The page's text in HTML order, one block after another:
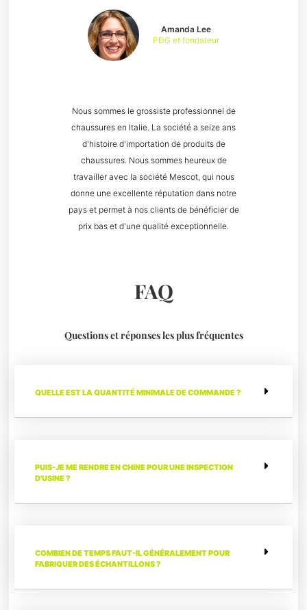
Nous sommes le grossiste professionnel de
chaussures en Italie. La société a seize ans
d'histoire d'importation de produits de
chaussures. Nous sommes heureux de
travailler avec la société Mescot, qui nous
donne une excellente réputation dans notre
pays et permet à nos clients de bénéficier de
prix bas et d'une qualité exceptionnelle.
Amanda Lee
PDG et fondateur
FAQ
Questions et réponses les plus fréquentes
QUELLE EST LA QUANTITÉ MINIMALE DE COMMANDE ?
PUIS-JE ME RENDRE EN CHINE POUR UNE INSPECTION
D'USINE ?
COMBIEN DE TEMPS FAUT-IL GÉNÉRALEMENT POUR
FABRIQUER DES ÉCHANTILLONS ?